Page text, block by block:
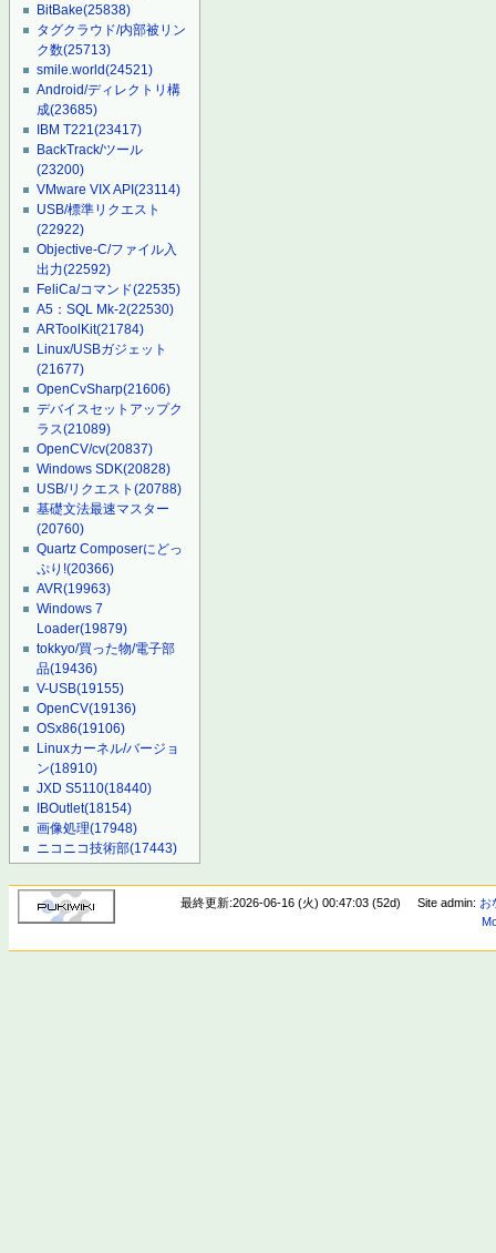
BitBake(25838)
タグクラウド/内部被リン
ク数(25713)
smile.world(24521)
Android/ディレクトリ構
成(23685)
IBM T221(23417)
BackTrack/ツール
(23200)
VMware VIX API(23114)
USB/標準リクエスト
(22922)
Objective-C/ファイル入
出力(22592)
FeliCa/コマンド(22535)
A5：SQL Mk-2(22530)
ARToolKit(21784)
Linux/USBガジェット
(21677)
OpenCvSharp(21606)
デバイスセットアップク
ラス(21089)
OpenCV/cv(20837)
Windows SDK(20828)
USB/リクエスト(20788)
基礎文法最速マスター
(20760)
Quartz Composerにどっ
ぷり!(20366)
AVR(19963)
Windows 7
Loader(19879)
tokkyo/買った物/電子部
品(19436)
V-USB(19155)
OpenCV(19136)
OSx86(19106)
Linuxカーネル/バージョ
ン(18910)
JXD S5110(18440)
IBOutlet(18154)
画像処理(17948)
ニコニコ技術部(17443)
最終更新:2026-06-16 (火) 00:47:03 (52d) Site admin: お